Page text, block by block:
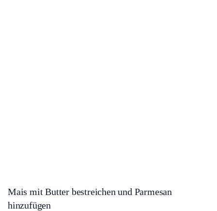
Mais mit Butter bestreichen und Parmesan
hinzufügen